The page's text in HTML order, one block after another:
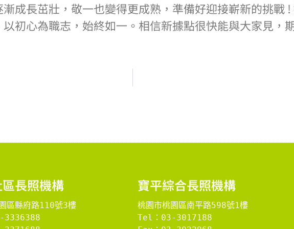
成長茁壯，敬一也變得更成熟，準備好迎接嶄新的挑戰
初心為職志，始終如一。相信新據點很快能與大家見，
長照機構
區縣府路110號3樓
3336388
​寶平綜合長照機構​
桃園市桃園區南平路598號1樓
Tel：03-3017188